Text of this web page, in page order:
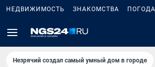
НЕДВИЖИМОСТЬ ЗНАКОМСТВА ПОГОДА
Незрячий создал самый умный дом в городе